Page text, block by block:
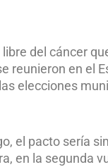
del cáncer
reunieron en el
elecciones
el pacto sería
en la segunda